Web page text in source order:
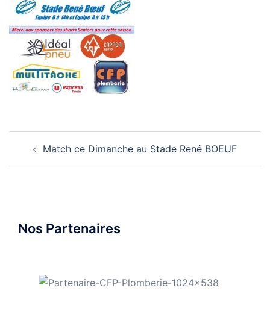
d’articleMatch ce Dimanche au Stade René BOEUF
Nos Partenaires